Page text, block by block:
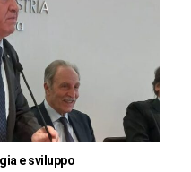
e sviluppo